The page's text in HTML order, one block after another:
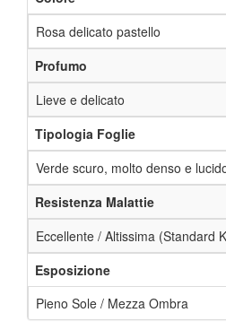
Rosa delicato pastello
Profumo
Lieve e delicato
Tipologia Foglie
Verde scuro, molto denso e
Resistenza Malattie
Eccellente / Altissima (Standard
Esposizione
Pieno Sole / Mezza Ombra